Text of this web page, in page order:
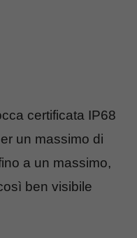
certificata IP68
un massimo di
a un massimo,
ben visibile